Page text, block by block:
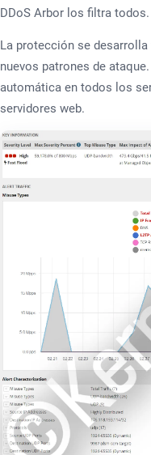
DDoS Arbor los filtra todos.
La protección se
nuevos patrones de
automática en todos los
servidores web.